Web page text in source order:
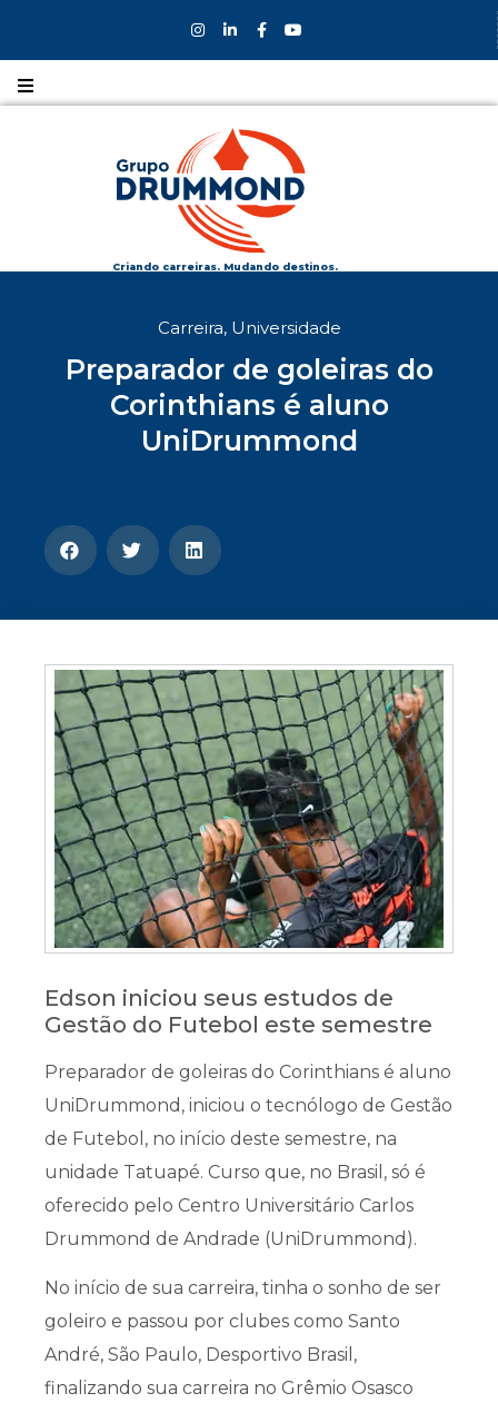
Seja um
Criando carreiras. Mudando destinos.
Carreira, Universidade
Preparador de goleiras do
Corinthians é aluno
UniDrummond
Edson iniciou seus estudos de
Gestão do Futebol este semestre
Preparador de goleiras do Corinthians é aluno
UniDrummond, iniciou o tecnólogo de Gestão
de Futebol, no início deste semestre, na
unidade Tatuapé. Curso que, no Brasil, só é
oferecido pelo Centro Universitário Carlos
Drummond de Andrade (UniDrummond).
No início de sua carreira, tinha o sonho de ser
goleiro e passou por clubes como Santo
André, São Paulo, Desportivo Brasil,
finalizando sua carreira no Grêmio Osasco